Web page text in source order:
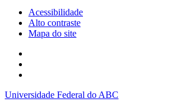
Acessibilidade
Alto contraste
Mapa do site
Universidade Federal do ABC